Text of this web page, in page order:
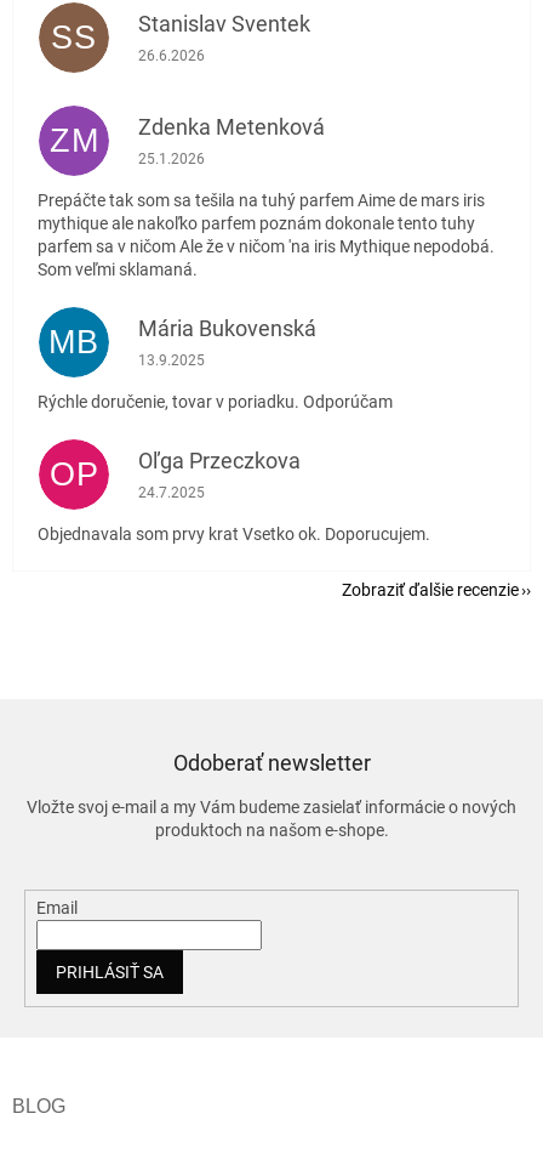
SS Stanislav Sventek
Hodnotenie obchodu je 5 z 5 hviezdičiek.
26.6.2026
ZM Zdenka Metenková
Hodnotenie obchodu je 1 z 5 hviezdičiek.
25.1.2026
Prepáčte tak som sa tešila na tuhý parfem Aime de mars iris
mythique ale nakoľko parfem poznám dokonale tento tuhy
parfem sa v ničom Ale že v ničom 'na iris Mythique nepodobá.
Som veľmi sklamaná.
MB Mária Bukovenská
Hodnotenie obchodu je 5 z 5 hviezdičiek.
13.9.2025
Rýchle doručenie, tovar v poriadku. Odporúčam
OP Oľga Przeczkova
Hodnotenie obchodu je 5 z 5 hviezdičiek.
24.7.2025
Objednavala som prvy krat Vsetko ok. Doporucujem.
Zobraziť ďalšie recenzie
Odoberať newsletter
Vložte svoj e-mail a my Vám budeme zasielať informácie o nových
produktoch na našom e-shope.
Email
PRIHLÁSIŤ SA